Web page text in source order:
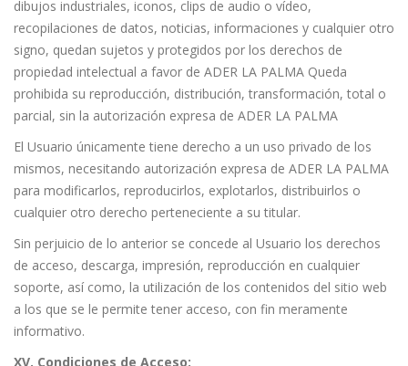
dibujos industriales, iconos, clips de audio o vídeo,
recopilaciones de datos, noticias, informaciones y cualquier otro
signo, quedan sujetos y protegidos por los derechos de
propiedad intelectual a favor de ADER LA PALMA Queda
prohibida su reproducción, distribución, transformación, total o
parcial, sin la autorización expresa de ADER LA PALMA
El Usuario únicamente tiene derecho a un uso privado de los
mismos, necesitando autorización expresa de ADER LA PALMA
para modificarlos, reproducirlos, explotarlos, distribuirlos o
cualquier otro derecho perteneciente a su titular.
Sin perjuicio de lo anterior se concede al Usuario los derechos
de acceso, descarga, impresión, reproducción en cualquier
soporte, así como, la utilización de los contenidos del sitio web
a los que se le permite tener acceso, con fin meramente
informativo.
XV. Condiciones de Acceso: